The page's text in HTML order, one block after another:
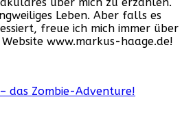
Leben. Aber falls es
freue ich mich immer über
www.markus-haage.de!
das Zombie-Adventure!